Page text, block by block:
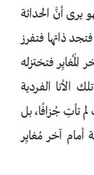
يرى أنَّ الحداثة
ذاتها فتفرز
فتختزله
الأنا الفردية
تأتِ جُزافًا، بل
آخر مُغايِر